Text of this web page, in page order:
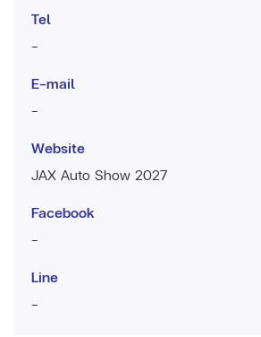
Tel
-
E-mail
-
Website
JAX Auto Show 2027
Facebook
-
Line
-